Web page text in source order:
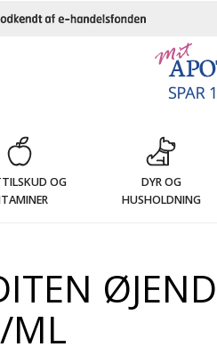
OG
DYR OG
HUSHOLDNING
ML